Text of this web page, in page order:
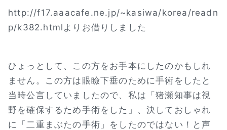
http://f17.aaacafe.ne.jp/~kasiwa/korea/readn
p/k382.htmlよりお借りしました
ひょっとして、この方をお手本にしたのかもしれ
ません。この方は眼瞼下垂のために手術をしたと
当時公言していましたので、私は「猪瀬知事は視
野を確保するため手術をした」、決しておしゃれ
に「二重まぶたの手術」をしたのではない！と声